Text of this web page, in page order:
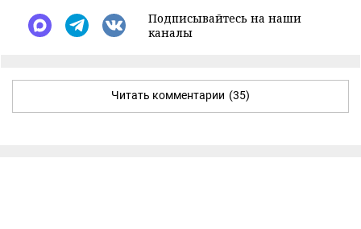
Подписывайтесь на наши
каналы
Читать комментарии (35)